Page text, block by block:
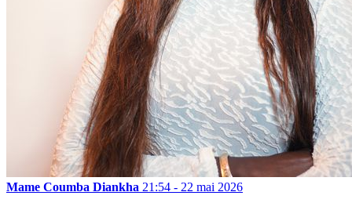
Mame Coumba Diankha 21:54 - 22 mai 2026